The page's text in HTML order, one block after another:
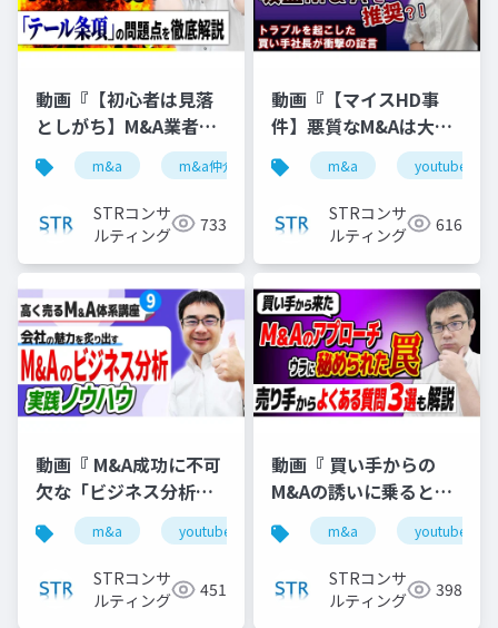
動画『【初心者は見落
としがち】M&A業者の
「テール条項」悪用ト
ラブル３選』で投影し
m&a m&a仲介 テール条項 youtube
STRコンサ
ルティング
733
動画『【マイスHD事
件】悪質なM&Aは大手
仲介が提案した？ルシ
アン以上の激震かも 』
で投影した資料
m&a youtube
STRコンサ
ルティング
616
動画『 M&A成功に不可
欠な「ビジネス分析」
の実践ノウハウ 』で投
影した資料
m&a youtube バリュエーション 企業価
STRコンサ
ルティング
451
動画『 買い手からの
M&Aの誘いに乗るとこ
んな仕組みで損しま
す！【M&A相談
FAQ】』で投影した資
料
m&a youtube
STRコンサ
ルティング
398